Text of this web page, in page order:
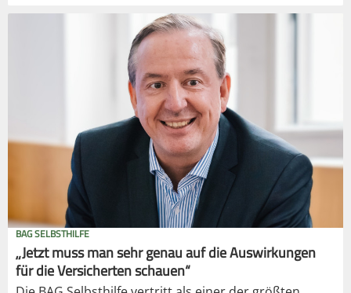
BAG SELBSTHILFE
„Jetzt muss man sehr genau auf die Auswirkungen
für die Versicherten schauen“